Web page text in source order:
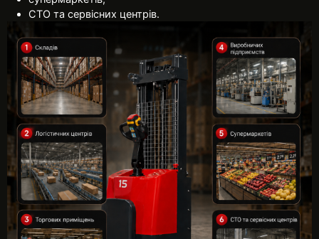
СТО та сервісних центрів.